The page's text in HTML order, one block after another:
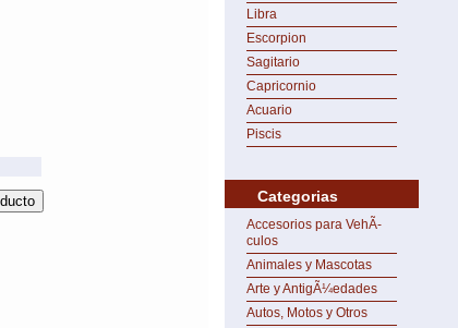
Libra
Escorpion
Sagitario
Capricornio
Acuario
Piscis
Categorias
Accesorios para VehÃ­
culos
Animales y Mascotas
Arte y AntigÃ¼edades
Autos, Motos y Otros